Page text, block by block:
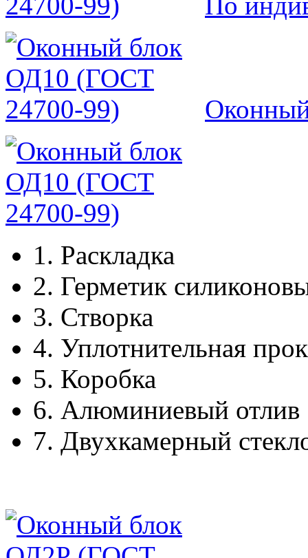
1. Раскладка
2. Герметик
3. Створка
4. Уплотнительная
5. Коробка
6. Алюминиевый отлив
7. Двухкамерный